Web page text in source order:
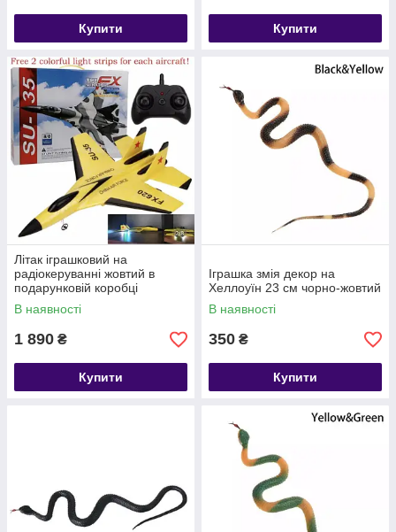
Купити Купити
Літак іграшковий на
радіокеруванні жовтий в
подарунковій коробці
(батарейки в комплект не
входять)
В наявності
1 890 ₴
Купити
Іграшка змія декор на
Хеллоуїн 23 см чорно-жовтий
В наявності
350 ₴
Купити